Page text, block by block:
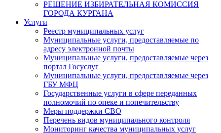
РЕШЕНИЕ ИЗБИРАТЕЛЬНАЯ КОМИССИЯ
ГОРОДА КУРГАНА
Услуги
Реестр муниципальных услуг
Муниципальные услуги, предоставляемые по
адресу электронной почты
Муниципальные услуги, предоставляемые через
портал Госуслуг
Муниципальные услуги, предоставляемые через
ГБУ МФЦ
Государственные услуги в сфере переданных
полномочий по опеке и попечительству
Меры поддержки СВО
Перечень видов муниципального контроля
Мониторинг качества муниципальных услуг